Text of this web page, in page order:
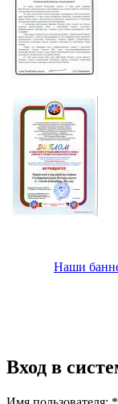
Наши
Вход в